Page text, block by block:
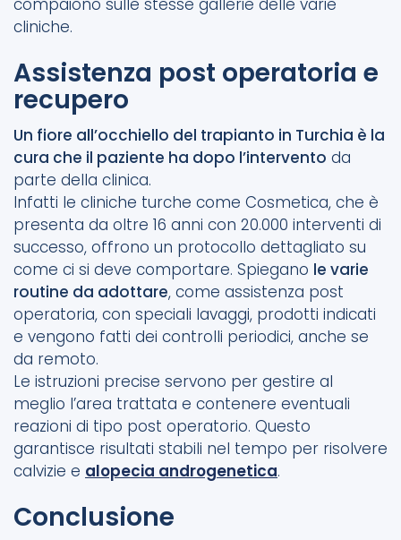
compaiono sulle stesse gallerie delle varie
cliniche.
Assistenza post operatoria e
recupero
Un fiore all’occhiello del trapianto in Turchia è la
cura che il paziente ha dopo l’intervento da
parte della clinica.
Infatti le cliniche turche come Cosmetica, che è
presenta da oltre 16 anni con 20.000 interventi di
successo, offrono un protocollo dettagliato su
come ci si deve comportare. Spiegano le varie
routine da adottare, come assistenza post
operatoria, con speciali lavaggi, prodotti indicati
e vengono fatti dei controlli periodici, anche se
da remoto.
Le istruzioni precise servono per gestire al
meglio l’area trattata e contenere eventuali
reazioni di tipo post operatorio. Questo
garantisce risultati stabili nel tempo per risolvere
calvizie e alopecia androgenetica.
Conclusione